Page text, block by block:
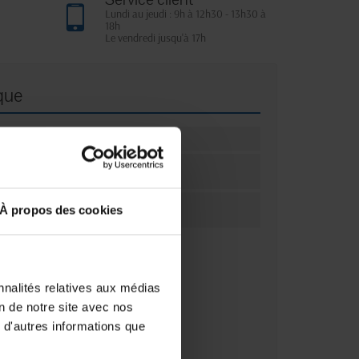
À propos des cookies
relatives aux médias
de notre site avec nos
informations que
Lundi au jeudi : 9h à 12h30 - 13h30 à
18h
Le vendredi jusqu'à 17h
Unité(s)